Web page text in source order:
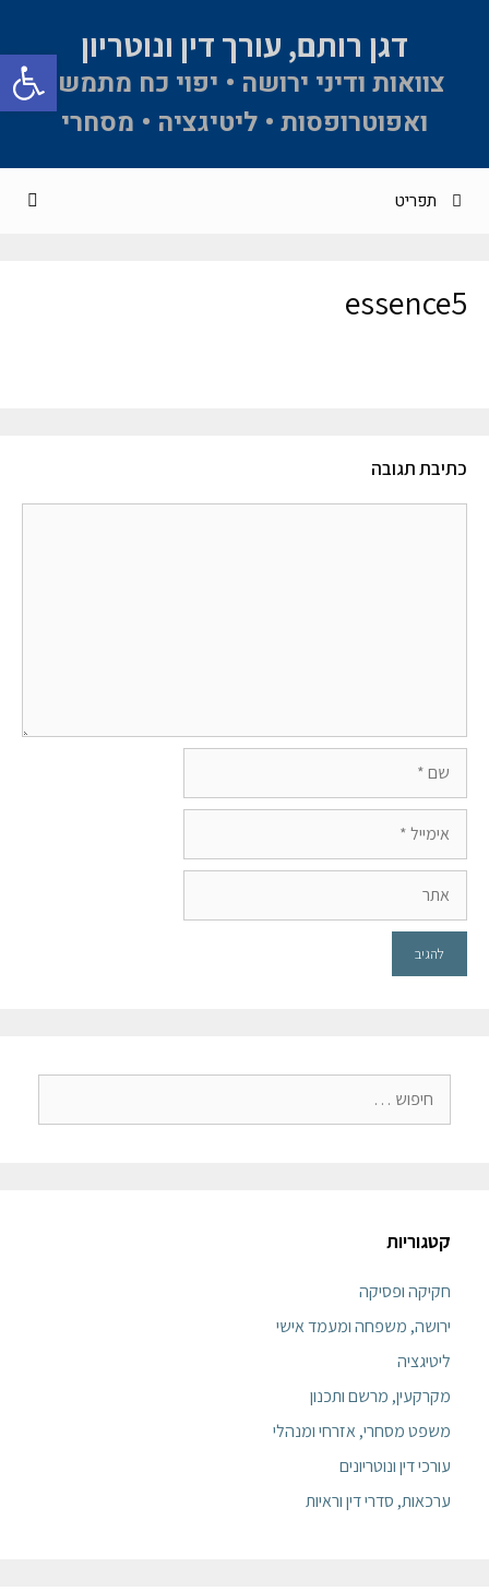
פתח דגן רותם, עורך דין ונוטריון
צוואות ודיני ירושה • יפוי כח מתמשך
ואפוטרופסות • ליטיגציה • מסחרי
תפריט
essence5
כתיבת תגובה
קטגוריות
חקיקה ופסיקה
ירושה, משפחה ומעמד אישי
ליטיגציה
מקרקעין, מרשם ותכנון
משפט מסחרי, אזרחי ומנהלי
עורכי דין ונוטריונים
ערכאות, סדרי דין וראיות